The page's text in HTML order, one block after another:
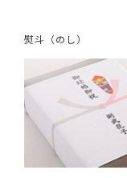
熨斗（のし）